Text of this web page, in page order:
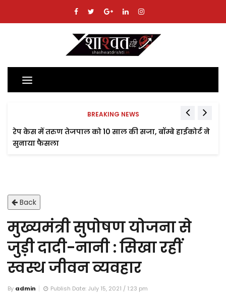
Toggle
navigation
BREAKING NEWS
रेप केस में तरुण तेजपाल को 10 साल की सजा, बॉम्बे हाईकोर्ट ने
सुनाया फैसला
Back
मुख्यमंत्री सुपोषण योजना से
जुड़ी दादी-नानी : सिखा रहीं
स्वस्थ जीवन व्यवहार
By admin
Publish Date: July 15, 2021 / 1:23 pm